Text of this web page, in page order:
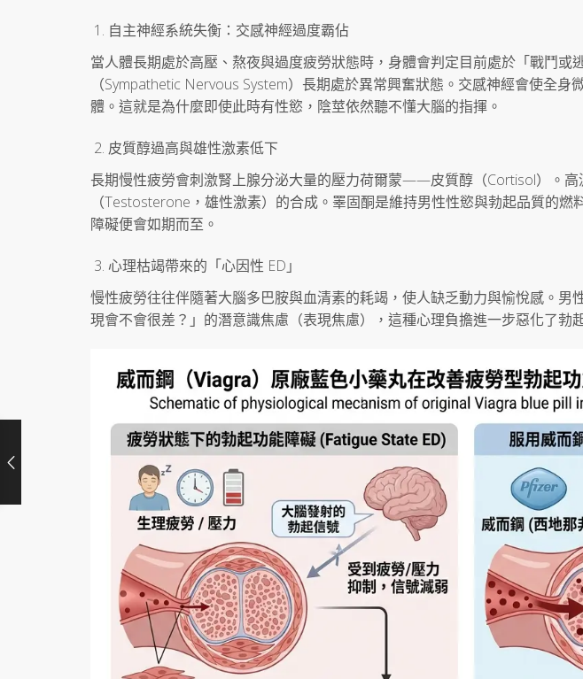
自主神經系統失衡：交感神經過度霸佔
當人體長期處於高壓、熬夜與過度疲勞狀態時，身體會判定目前處於「戰鬥或
（Sympathetic Nervous System）長期處於異常興奮狀態。交感神經會使全
體。這就是為什麼即使此時有性慾，陰莖依然聽不懂大腦的指揮。
皮質醇過高與雄性激素低下
長期慢性疲勞會刺激腎上腺分泌大量的壓力荷爾蒙——皮質醇（Cortisol）。高
（Testosterone，雄性激素）的合成。睪固酮是維持男性性慾與勃起品質的
障礙便會如期而至。
心理枯竭帶來的「心因性 ED」
慢性疲勞往往伴隨著大腦多巴胺與血清素的耗竭，使人缺乏動力與愉悅感。男
現會不會很差？」的潛意識焦慮（表現焦慮），這種心理負擔進一步惡化了勃